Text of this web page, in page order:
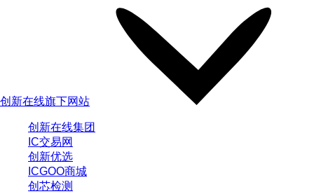
创新在线旗下网站
创新在线集团
IC交易网
创新优选
ICGOO商城
创芯检测